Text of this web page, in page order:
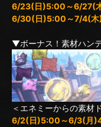
6/23(日)5:00～6/27(
6/30(日)5:00～7/4(
▼ボーナス！素材ハン
＜エネミーからの素材
6/2(日)5:00～6/3(月